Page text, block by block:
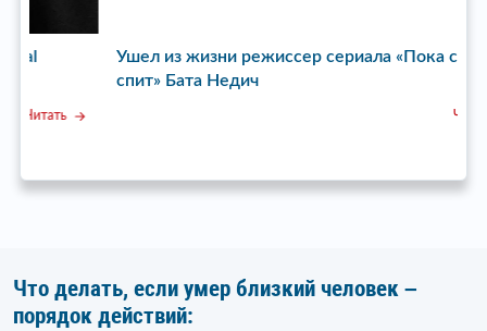
Ушел из жизни режиссер сериала «Пока станица
спит» Бата Недич
Что делать, если умер близкий человек –
порядок действий: